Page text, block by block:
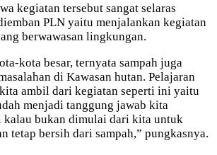
kegiatan tersebut sangat selaras
PLN yaitu menjalankan kegiatan
berwawasan lingkungan.
kota besar, ternyata sampah juga
di Kawasan hutan. Pelajaran
ambil dari kegiatan seperti ini yaitu
menjadi tanggung jawab kita
kalau bukan dimulai dari kita untuk
tetap bersih dari sampah,” pungkasnya.